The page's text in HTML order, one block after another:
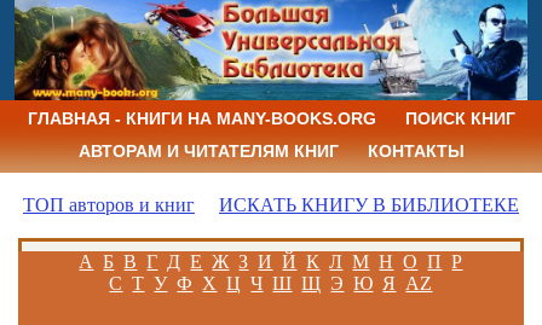
ГЛАВНАЯ - КНИГИ НА MANY-BOOKS.ORG
ПОИСК КНИГ
АВТОРАМ И ЧИТАТЕЛЯМ КНИГ
КОНТАКТЫ
ТОП авторов и книг ИСКАТЬ КНИГУ В БИБЛИОТЕКЕ
А Б В Г Д Е Ж З И Й К Л М Н О П Р
С Т У Ф Х Ц Ч Ш Щ Э Ю Я AZ